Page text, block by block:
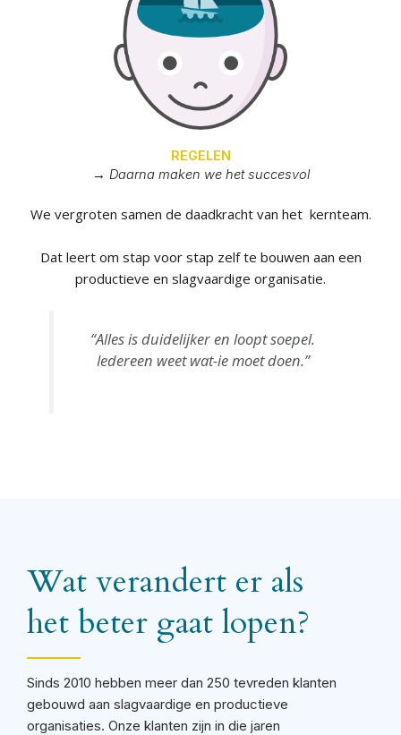
REGELEN
→ Daarna maken we het succesvol
We vergroten samen de daadkracht van het kernteam.
Dat leert om stap voor stap zelf te bouwen aan een
productieve en slagvaardige organisatie.
“Alles is duidelijker en loopt soepel.
Iedereen weet wat-ie moet doen.”
Wat verandert er als
het beter gaat lopen?
Sinds 2010 hebben meer dan 250 tevreden klanten
gebouwd aan slagvaardige en productieve
organisaties. Onze klanten zijn in die jaren